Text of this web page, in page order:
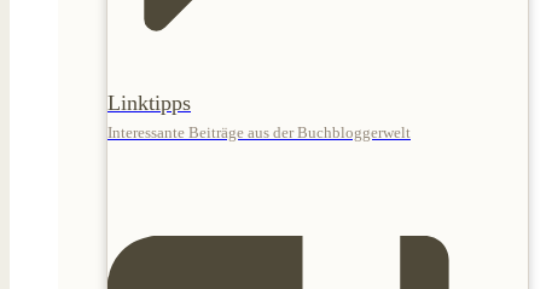
Linktipps
Interessante Beiträge aus der Buchbloggerwelt